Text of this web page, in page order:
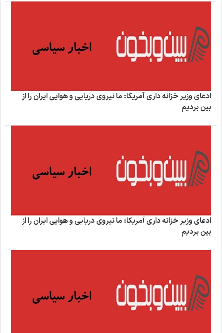
ادعای وزیر خزانه داری آمریکا: ما نیروی دریایی و هوایی ایران را از
بین بردیم
ادعای وزیر خزانه داری آمریکا: ما نیروی دریایی و هوایی ایران را از
بین بردیم